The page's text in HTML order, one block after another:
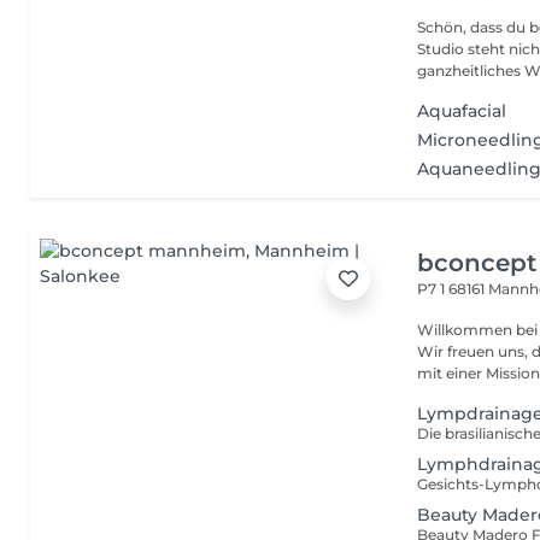
Schön, dass du bei
Studio steht
ganzheitliches
Aquafacial
Aquaneedling
P7 168161
Willkommen bei b.concept
Wir freuen uns,
mit einer
Beauty